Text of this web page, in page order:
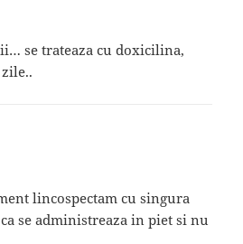
se trateaza cu doxicilina,
lincospectam cu singura
se administreaza in piet si nu